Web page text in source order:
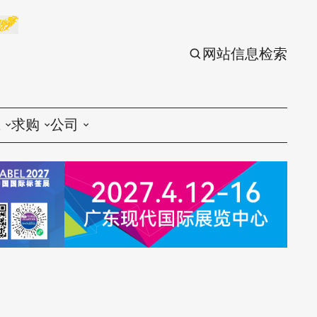
网站信息检索
备
料
求购
印刷
包装
丝印
公司
印刷
包装
丝印